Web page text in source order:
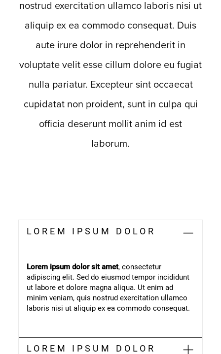
nostrud exercitation ullamco laboris nisi ut
aliquip ex ea commodo consequat. Duis
aute irure dolor in reprehenderit in
voluptate velit esse cillum dolore eu fugiat
nulla pariatur. Excepteur sint occaecat
cupidatat non proident, sunt in culpa qui
officia deserunt mollit anim id est
laborum.
LOREM IPSUM DOLOR
Lorem ipsum dolor sit amet, consectetur
adipiscing elit. Sed do eiusmod tempor incididunt
ut labore et dolore magna aliqua. Ut enim ad
minim veniam, quis nostrud exercitation ullamco
laboris nisi ut aliquip ex ea commodo consequat.
LOREM IPSUM DOLOR